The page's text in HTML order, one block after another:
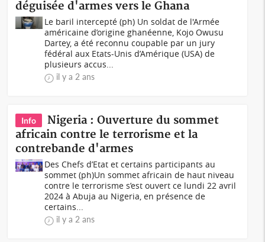
déguisée d'armes vers le Ghana
Le baril intercepté (ph) Un soldat de l'Armée
américaine d’origine ghanéenne, Kojo Owusu
Dartey, a été reconnu coupable par un jury
fédéral aux Etats-Unis d’Amérique (USA) de
plusieurs accus...
il y a 2 ans
Info
Nigeria : Ouverture du sommet
africain contre le terrorisme et la
contrebande d'armes
Des Chefs d’Etat et certains participants au
sommet (ph)Un sommet africain de haut niveau
contre le terrorisme s’est ouvert ce lundi 22 avril
2024 à Abuja au Nigeria, en présence de
certains...
il y a 2 ans